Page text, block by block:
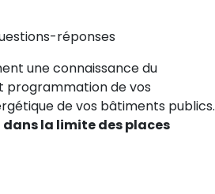
réponses
une connaissance du
programmation de vos
de vos bâtiments publics.
la limite des places